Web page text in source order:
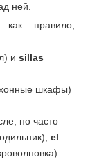
ней.
правило,
и sillas
шкафы)
но часто
el